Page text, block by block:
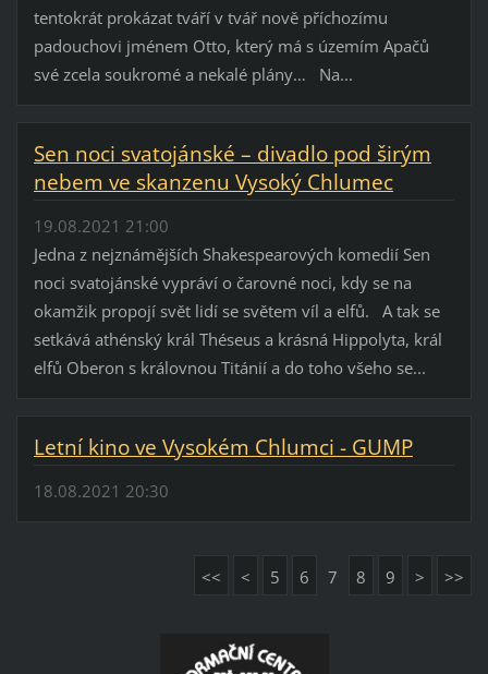
tentokrát prokázat tváří v tvář nově příchozímu
padouchovi jménem Otto, který má s územím Apačů
své zcela soukromé a nekalé plány… Na...
Sen noci svatojánské – divadlo pod širým
nebem ve skanzenu Vysoký Chlumec
19.08.2021 21:00
Jedna z nejznámějších Shakespearových komedií Sen
noci svatojánské vypráví o čarovné noci, kdy se na
okamžik propojí svět lidí se světem víl a elfů. A tak se
setkává athénský král Théseus a krásná Hippolyta, král
elfů Oberon s královnou Titánií a do toho všeho se...
Letní kino ve Vysokém Chlumci - GUMP
18.08.2021 20:30
<< < 5 6 7 8 9 > >>